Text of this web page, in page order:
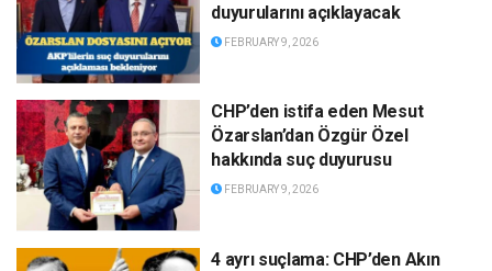
duyurularını açıklayacak
FEBRUARY 9, 2026
CHP’den istifa eden Mesut
Özarslan’dan Özgür Özel
hakkında suç duyurusu
FEBRUARY 9, 2026
4 ayrı suçlama: CHP’den Akın